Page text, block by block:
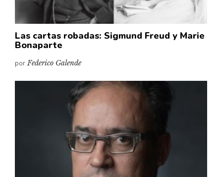
Las cartas robadas: Sigmund Freud y Marie
Bonaparte
porFederico Galende